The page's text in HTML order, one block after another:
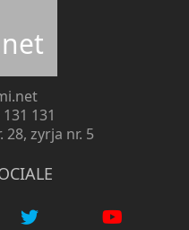
131
28, zyrja nr. 5